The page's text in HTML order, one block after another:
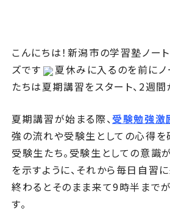
こんにちは！新潟市の学習塾ノート
ズです
夏休みに入るのを前に
たちは夏期講習をスタート、2週間
夏期講習が始まる際、受験勉強激
強の流れや受験生としての心得を
受験生たち。受験生としての意識
を示すように、それから毎日自習
終わるとそのまま来て9時半まで
す。